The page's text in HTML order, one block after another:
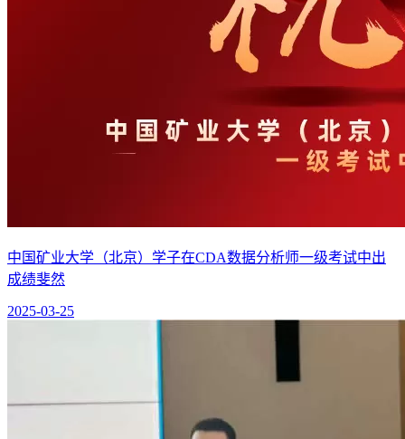
中国矿业大学（北京）学子在CDA数据分析师一级考试中出
成绩斐然
2025-03-25